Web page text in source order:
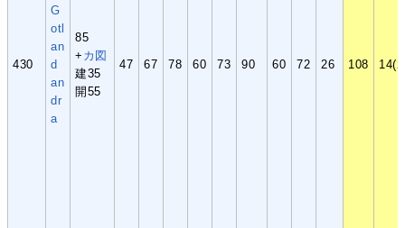
430
G
otl
an
d
an
dr
a
85
+ カ 図
建35
開55
47 67 78 60 73 90 60 72 26 108